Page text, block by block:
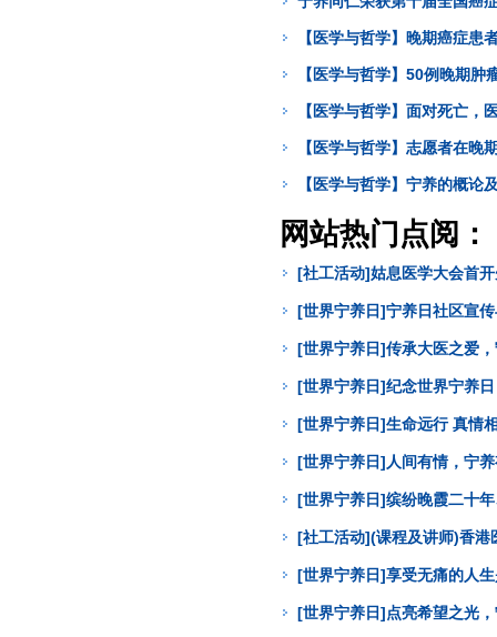
【医学与哲学】晚期癌症患
【医学与哲学】50例晚期
【医学与哲学】面对死亡，
【医学与哲学】志愿者在晚
【医学与哲学】宁养的概论
网站热门点阅：
[社工活动]姑息医学大会首
[世界宁养日]宁养日社区宣
[世界宁养日]传承大医之爱
[世界宁养日]纪念世界宁养
[世界宁养日]生命远行 真情
[世界宁养日]人间有情，宁
[世界宁养日]缤纷晚霞二十
[社工活动](课程及讲师)香
[世界宁养日]享受无痛的人
[世界宁养日]点亮希望之光